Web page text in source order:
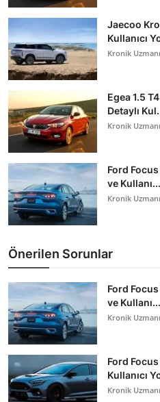
Jaecoo
Kullanıcı
Kronik Uzmanı
Egea 1.5
Detaylı
Kronik Uzmanı
Ford
ve Kullanı...
Kronik Uzmanı
Önerilen Sorunlar
Ford
ve Kullanı...
Kronik Uzmanı
Ford
Kullanıcı
Kronik Uzmanı